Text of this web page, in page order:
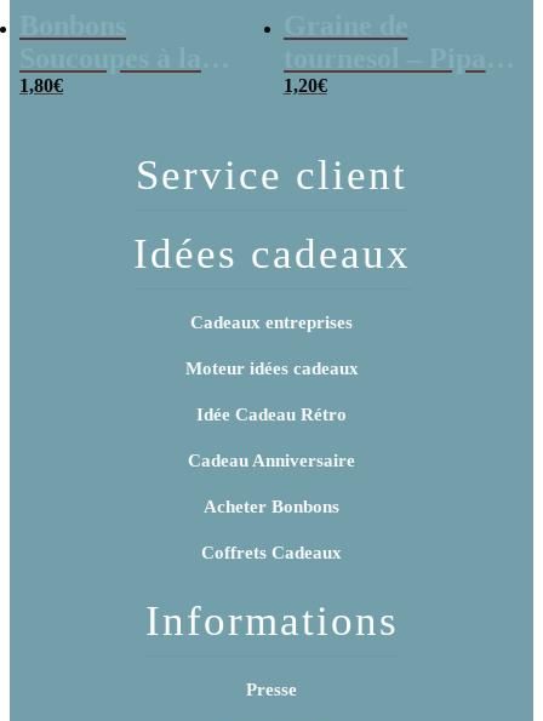
poudre (x20)
1,80€
x 3
1,20€
Service client
Idées cadeaux
Cadeaux entreprises
Moteur idées cadeaux
Idée Cadeau Rétro
Cadeau Anniversaire
Acheter Bonbons
Coffrets Cadeaux
Informations
Presse